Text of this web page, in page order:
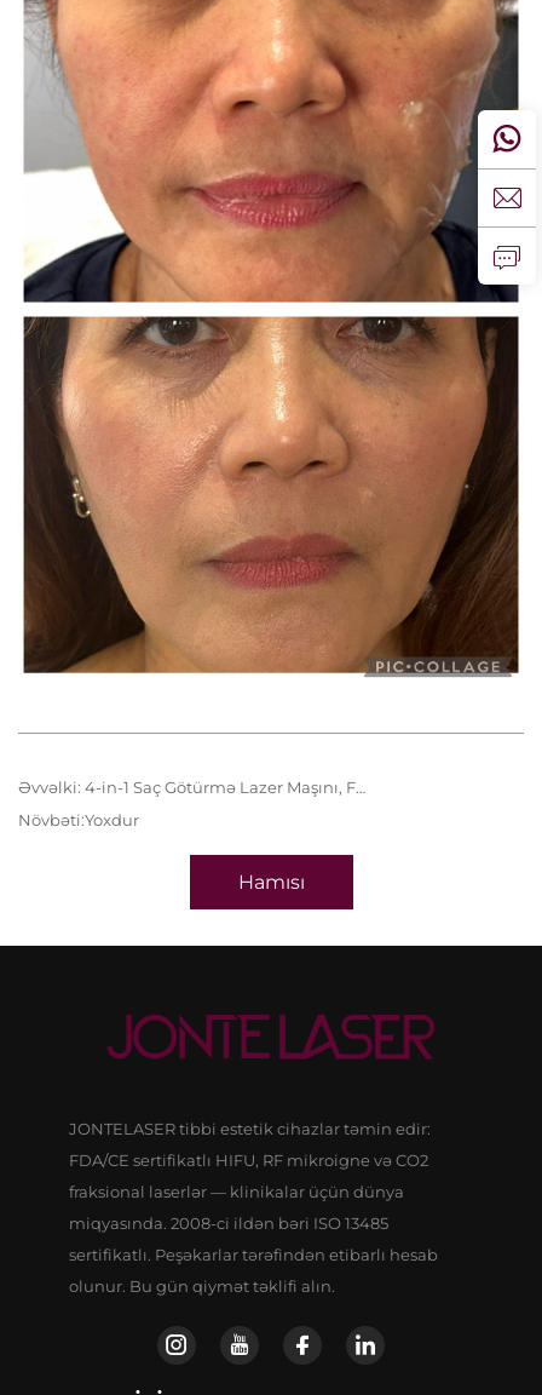
Əvvəlki: 4-in-1 Saç Götürmə Lazer Maşını, FDA tərəfindən sertifikatlaşdırılıb
Növbəti:Yoxdur
Hamısı
JONTELASER tibbi estetik cihazlar təmin edir:
FDA/CE sertifikatlı HIFU, RF mikroigne və CO2
fraksional laserlər — klinikalar üçün dünya
miqyasında. 2008-ci ildən bəri ISO 13485
sertifikatlı. Peşəkarlar tərəfindən etibarlı hesab
olunur. Bu gün qiymət təklifi alın.